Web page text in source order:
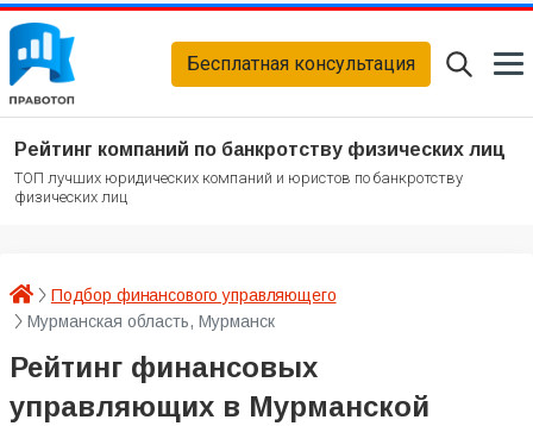
Бесплатная консультация
Рейтинг компаний по банкротству физических лиц
ТОП лучших юридических компаний и юристов по банкротству
физических лиц
Подбор финансового управляющего
Мурманская область, Мурманск
Рейтинг финансовых
управляющих в Мурманской